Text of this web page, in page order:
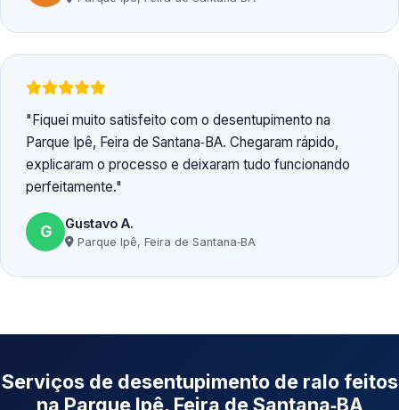
Fiquei muito satisfeito com o desentupimento na
Parque Ipê, Feira de Santana‑BA. Chegaram rápido,
explicaram o processo e deixaram tudo funcionando
perfeitamente.
G Gustavo A.
Parque Ipê, Feira de Santana‑BA
Serviços de desentupimento de ralo feitos
na Parque Ipê, Feira de Santana‑BA